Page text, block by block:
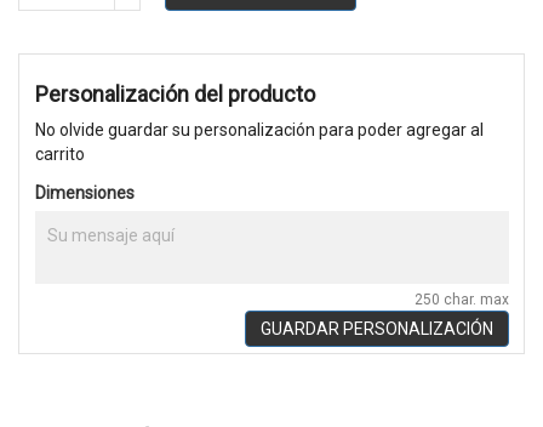
Personalización del producto
No olvide guardar su personalización para poder agregar al
carrito
Dimensiones
250 char. max
GUARDAR PERSONALIZACIÓN